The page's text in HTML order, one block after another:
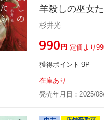
羊殺しの巫女
杉井光
¥990円 定価より
獲得ポイント 9P
在庫あり
発売年月日：2025/